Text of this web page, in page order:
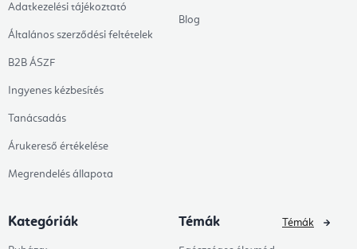
Adatkezelési tájékoztató
Általános szerződési feltételek
B2B ÁSZF
Ingyenes kézbesítés
Tanácsadás
Árukereső értékelése
Megrendelés állapota
Blog
Kategóriák Témák Témák